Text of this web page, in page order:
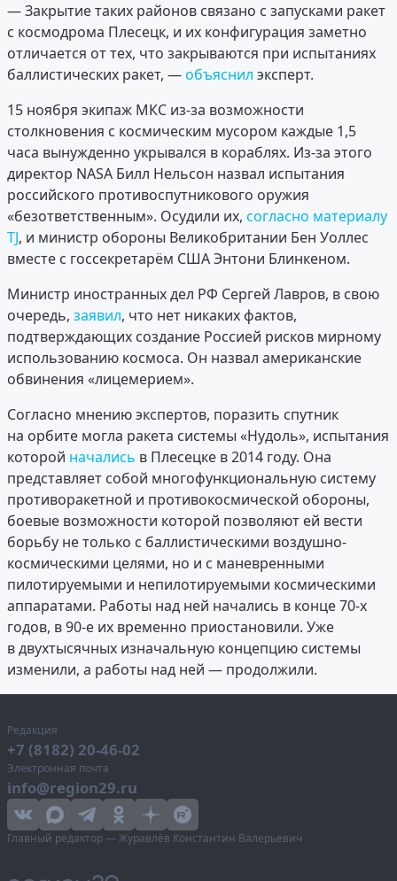
— Закрытие таких районов связано с запусками ракет
с космодрома Плесецк, и их конфигурация заметно
отличается от тех, что закрываются при испытаниях
баллистических ракет, —объяснил эксперт.
15 ноября экипаж МКС из-за возможности
столкновения с космическим мусором каждые 1,5
часа вынужденно укрывался в кораблях. Из-за этого
директор NASA Билл Нельсон назвал испытания
российского противоспутникового оружия
«безответственным». Осудили их, согласно материалу
TJ, и министр обороны Великобритании Бен Уоллес
вместе с госсекретарём США Энтони Блинкеном.
Министр иностранных дел РФ Сергей Лавров, в свою
очередь, заявил, что нет никаких фактов,
подтверждающих создание Россией рисков мирному
использованию космоса. Он назвал американские
обвинения «лицемерием».
Согласно мнению экспертов, поразить спутник
на орбите могла ракета системы «Нудоль», испытания
которой начались в Плесецке в 2014 году. Она
представляет собой многофункциональную систему
противоракетной и противокосмической обороны,
боевые возможности которой позволяют ей вести
борьбу не только с баллистическими воздушно-
космическими целями, но и с маневренными
пилотируемыми и непилотируемыми космическими
аппаратами. Работы над ней начались в конце 70-х
годов, в 90-е их временно приостановили. Уже
в двухтысячных изначальную концепцию системы
изменили, а работы над ней — продолжили.
Редакция
+7 (8182) 20-46-02
Электронная почта
info@region29.ru
Главный редактор — Журавлёв Константин Валерьевич